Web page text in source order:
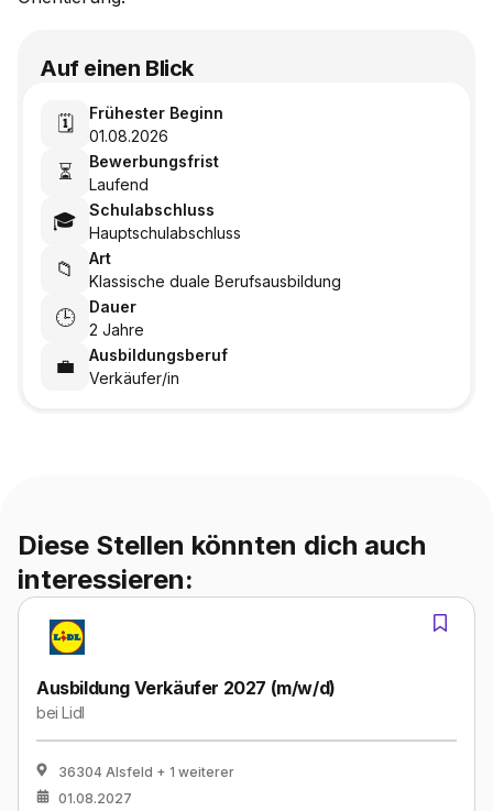
Auf einen Blick
🗓️
Frühester Beginn
01.08.2026
⏳
Bewerbungsfrist
Laufend
🎓
Schulabschluss
Hauptschulabschluss
📁
Art
Klassische duale Berufsausbildung
🕒
Dauer
2 Jahre
💼
Ausbildungsberuf
Verkäufer/in
Diese Stellen könnten dich auch
interessieren:
Ausbildung Verkäufer 2027 (m/w/d)
beiLidl
36304 Alsfeld + 1 weiterer
01.08.2027